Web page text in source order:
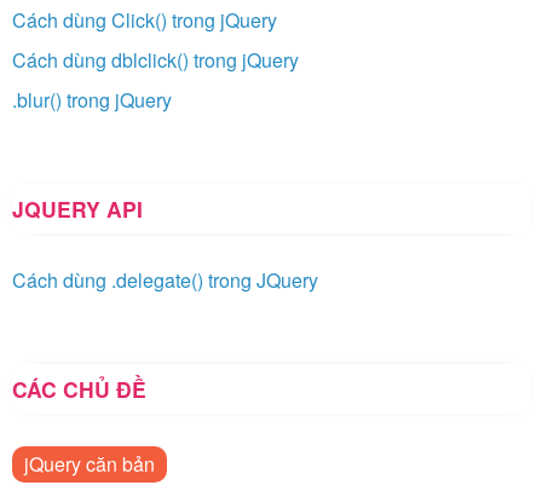
Cách dùng Click() trong jQuery
Cách dùng dblclick() trong jQuery
.blur() trong jQuery
JQUERY API
Cách dùng .delegate() trong JQuery
CÁC CHỦ ĐỀ
jQuery căn bản